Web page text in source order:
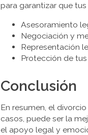
para garantizar que
Asesoramiento
Negociación y
Representación
Protección de
Conclusión
En resumen, el
casos, puede ser la
el apoyo legal y